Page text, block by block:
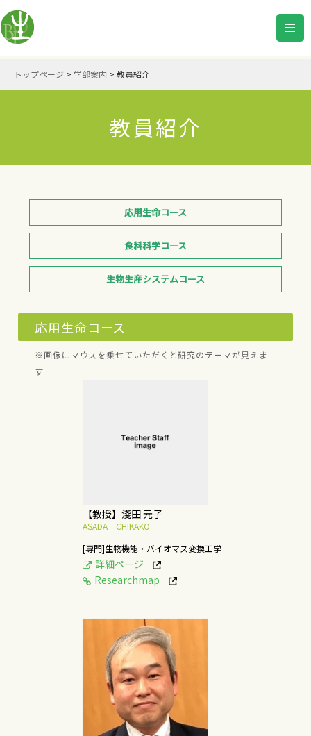
トップページ > 学部案内 > 教員紹介
教員紹介
応用生命コース
食料科学コース
生物生産システムコース
応用生命コース
※画像にマウスを乗せていただくと研究のテーマが見えま
す
未利用植物性バイオマ
スの有用資源化
【教授】淺田 元子
ASADA CHIKAKO
[専門]生物機能・バイオマス変換工学
詳細ページ
Researchmap
[研究テーマ]
発育鶏卵を用いた制癌
剤の創薬研究と機能性
食品/化粧品の研究開発
概要はこちら